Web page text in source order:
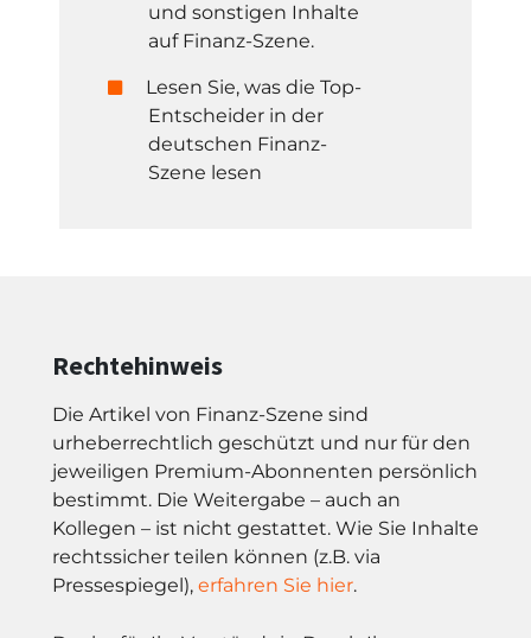
und sonstigen Inhalte
auf Finanz-Szene.
Lesen Sie, was die Top-
Entscheider in der
deutschen Finanz-
Szene lesen
Rechtehinweis
Die Artikel von Finanz-Szene sind
urheberrechtlich geschützt und nur für den
jeweiligen Premium-Abonnenten persönlich
bestimmt. Die Weitergabe – auch an
Kollegen – ist nicht gestattet. Wie Sie Inhalte
rechtssicher teilen können (z.B. via
Pressespiegel), erfahren Sie hier.